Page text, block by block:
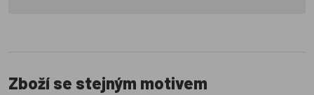
Zboží se stejným motivem